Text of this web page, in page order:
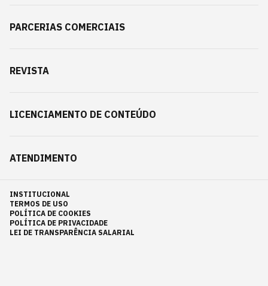
PARCERIAS COMERCIAIS
REVISTA
LICENCIAMENTO DE CONTEÚDO
ATENDIMENTO
INSTITUCIONAL
TERMOS DE USO
POLÍTICA DE COOKIES
POLÍTICA DE PRIVACIDADE
LEI DE TRANSPARÊNCIA SALARIAL